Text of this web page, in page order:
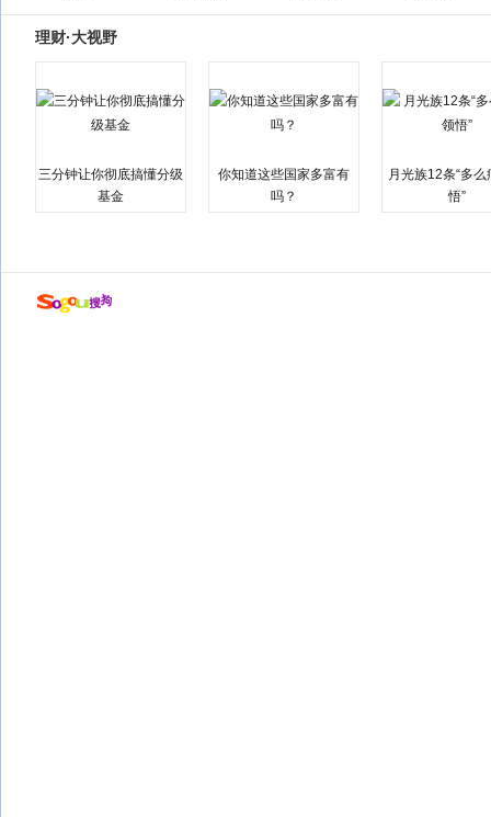
理财·大视野
三分钟让你彻底搞懂分级
基金
你知道这些国家多富有
吗？
月光族12条“多么
悟”